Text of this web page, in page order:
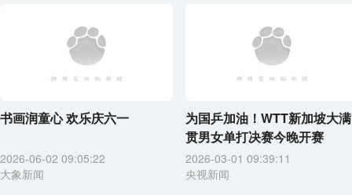
书画润童心 欢乐庆六一
2026-06-02 09:05:22
大象新闻
为国乒加油！WTT新加坡大满
贯男女单打决赛今晚开赛
2026-03-01 09:39:11
央视新闻